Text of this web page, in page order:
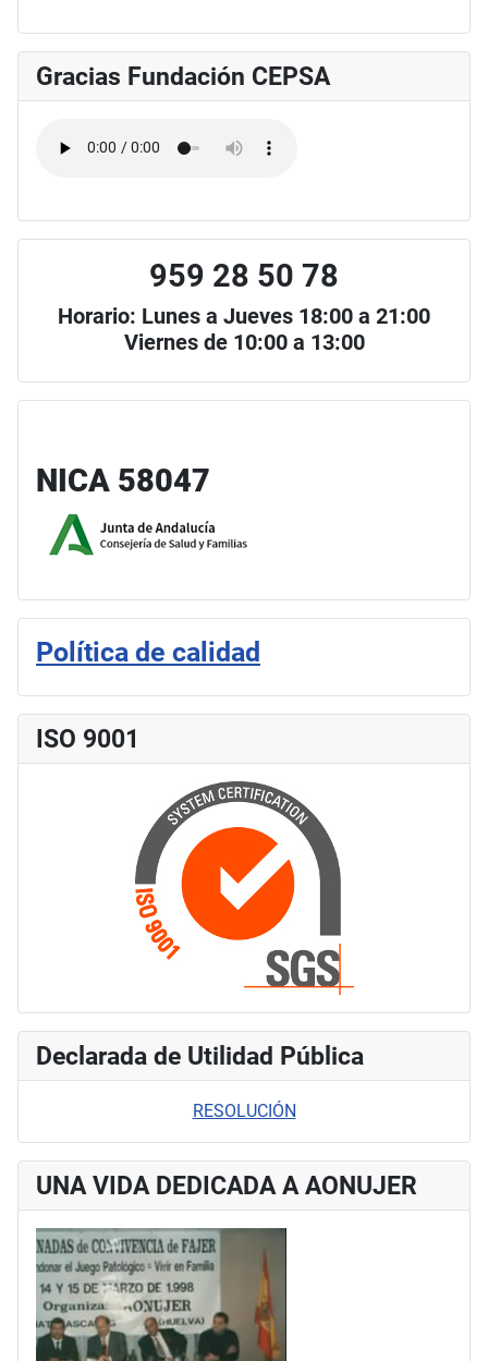
Gracias Fundación CEPSA
959 28 50 78
Horario: Lunes a Jueves 18:00 a 21:00
Viernes de 10:00 a 13:00
NICA 58047
Política de calidad
ISO 9001
Declarada de Utilidad Pública
RESOLUCIÓN
UNA VIDA DEDICADA A AONUJER